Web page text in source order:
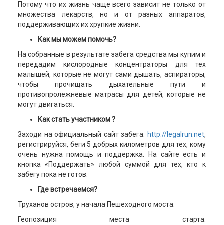
Потому что их жизнь чаще всего зависит не только от
множества лекарств, но и от разных аппаратов,
поддерживающих их хрупкие жизни.
Как мы можем помочь?
На собранные в результате забега средства мы купим и
передадим кислородные концентраторы для тех
малышей, которые не могут сами дышать, аспираторы,
чтобы прочищать дыхательные пути и
противопролежневые матрасы для детей, которые не
могут двигаться.
Как стать участником ?
Заходи на официальный сайт забега: http://legalrun.net,
регистрируйся, беги 5 добрых километров для тех, кому
очень нужна помощь и поддержка. На сайте есть и
кнопка «Поддержать» любой суммой для тех, кто к
забегу пока не готов.
Где встречаемся?
Труханов остров, у начала Пешеходного моста.
Геопозиция места старта: